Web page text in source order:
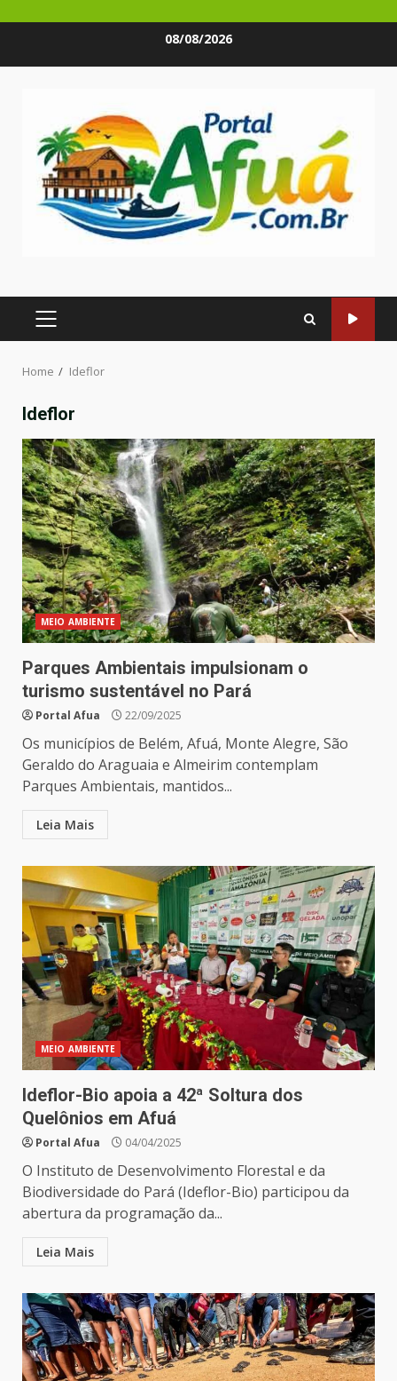
08/08/2026
PRIMARY
Home Ideflor
Ideflor
MEIO AMBIENTE
Parques Ambientais impulsionam o
turismo sustentável no Pará
Portal Afua 22/09/2025
Os municípios de Belém, Afuá, Monte Alegre, São
Geraldo do Araguaia e Almeirim contemplam
Parques Ambientais, mantidos...
Leia Mais
MEIO AMBIENTE
Ideflor-Bio apoia a 42ª Soltura dos
Quelônios em Afuá
Portal Afua 04/04/2025
O Instituto de Desenvolvimento Florestal e da
Biodiversidade do Pará (Ideflor-Bio) participou da
abertura da programação da...
Leia Mais